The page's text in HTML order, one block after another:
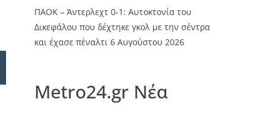
ΠΑΟΚ – Άντερλεχτ 0-1: Αυτοκτονία του
Δικεφάλου που δέχτηκε γκολ με την σέντρα
και έχασε πέναλτι 6 Αυγούστου 2026
Metro24.gr Νέα